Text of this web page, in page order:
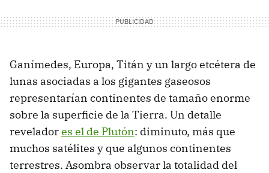
Ganímedes, Europa, Titán y un largo etcétera de
lunas asociadas a los gigantes gaseosos
representarían continentes de tamaño enorme
sobre la superficie de la Tierra. Un detalle
reveladores el de Plutón: diminuto, más que
muchos satélites y que algunos continentes
terrestres. Asombra observar la totalidad del